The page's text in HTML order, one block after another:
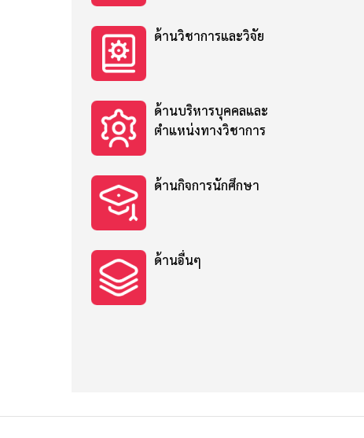
ด้านวิชาการและวิจัย
ด้านบริหารบุคคลและ
ตำแหน่งทางวิชาการ
ด้านกิจการนักศึกษา
ด้านอื่นๆ